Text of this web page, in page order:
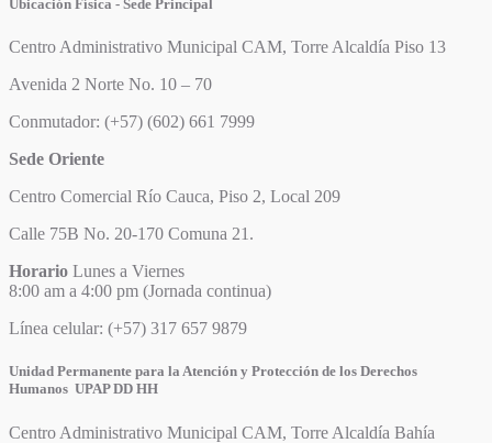
Ubicación Física - Sede Principal
Centro Administrativo Municipal CAM, Torre Alcaldía Piso 13
Avenida 2 Norte No. 10 – 70
Conmutador: (+57) (602) 661 7999
Sede Oriente
Centro Comercial Río Cauca, Piso 2, Local 209
Calle 75B No. 20-170 Comuna 21.
Horario Lunes a Viernes
8:00 am a 4:00 pm (Jornada continua)
Línea celular: (+57) 317 657 9879
Unidad Permanente para la Atención y Protección de los Derechos
Humanos UPAP DD HH
Centro Administrativo Municipal CAM, Torre Alcaldía Bahía